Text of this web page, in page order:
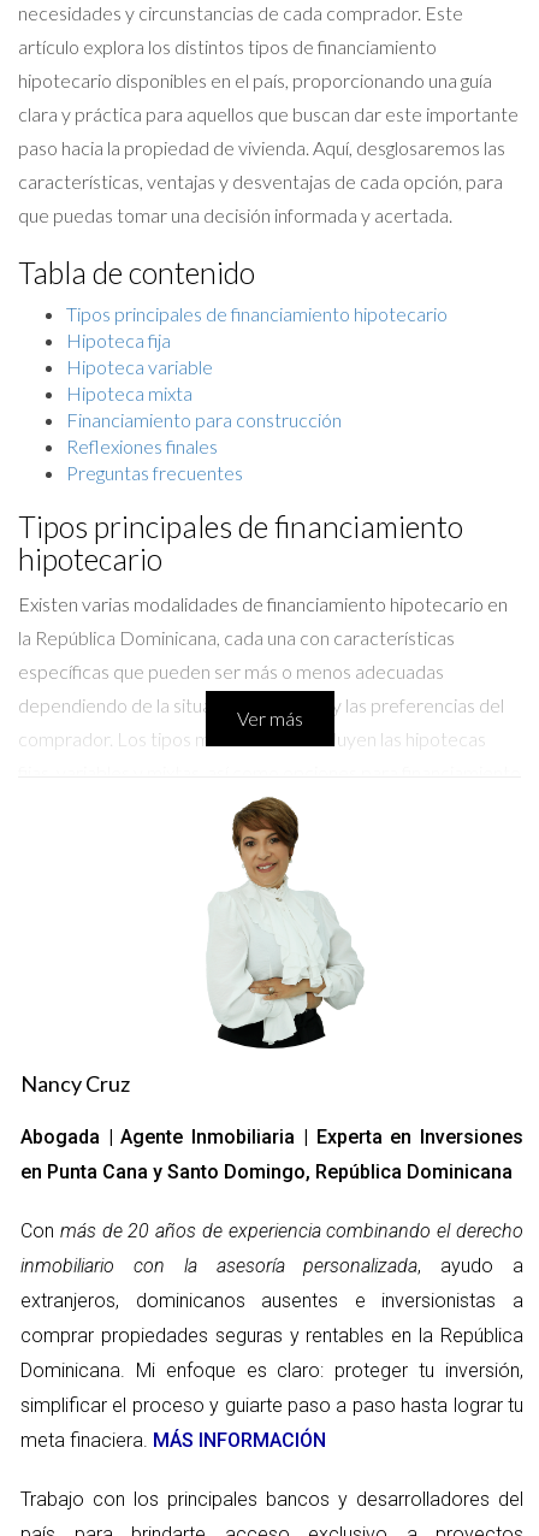
necesidades y circunstancias de cada comprador. Este
artículo explora los distintos tipos de financiamiento
hipotecario disponibles en el país, proporcionando una guía
clara y práctica para aquellos que buscan dar este importante
paso hacia la propiedad de vivienda. Aquí, desglosaremos las
características, ventajas y desventajas de cada opción, para
que puedas tomar una decisión informada y acertada.
Tabla de contenido
Tipos principales de financiamiento hipotecario
Hipoteca fija
Hipoteca variable
Hipoteca mixta
Financiamiento para construcción
Reflexiones finales
Preguntas frecuentes
Tipos principales de financiamiento
hipotecario
Existen varias modalidades de financiamiento hipotecario en
la República Dominicana, cada una con características
específicas que pueden ser más o menos adecuadas
dependiendo de la situación financiera y las preferencias del
comprador. Los tipos más comunes incluyen las hipotecas
de construcción. A continuación, se detallan cada una de estas
La hipoteca fija es uno de los tipos más populares en el ámbito
del financiamiento hipotecario. Este tipo de préstamo
permite que el interés permanezca constante durante todo el
período de pago, brindando al prestatario la seguridad de
conocer exactamente sus cuotas mensuales. Esta estabilidad
donde las tasas de interés pueden fluctuar significativamente.
Previsibilidad en los pagos mensuales.
Protección contra el aumento de tasas de interés.
Facilidad de planificación financiera a largo plazo.
Desventajas:
Tasas iniciales a menudo más altas en
comparación con las hipotecas variables.
Menor flexibilidad si las tasas disminuyen.
Por ejemplo, una familia que decide financiar su nuevo hogar
con una hipoteca fija puede sentir un alivio al saber que su
presupuesto mensual no cambiará a lo largo del tiempo, lo que
les permite concentrarse en otros aspectos de la vida familiar.
Ver más
Nancy Cruz
Abogada | Agente Inmobiliaria | Experta en Inversiones
en Punta Cana y Santo Domingo, República Dominicana
Con más de 20 años de experiencia combinando el derecho
inmobiliario con la asesoría personalizada, ayudo a
extranjeros, dominicanos ausentes e inversionistas a
comprar propiedades seguras y rentables en la República
Dominicana. Mi enfoque es claro: proteger tu inversión,
simplificar el proceso y guiarte paso a paso hasta lograr tu
meta finaciera. MÁS INFORMACIÓN
Trabajo con los principales bancos y desarrolladores del